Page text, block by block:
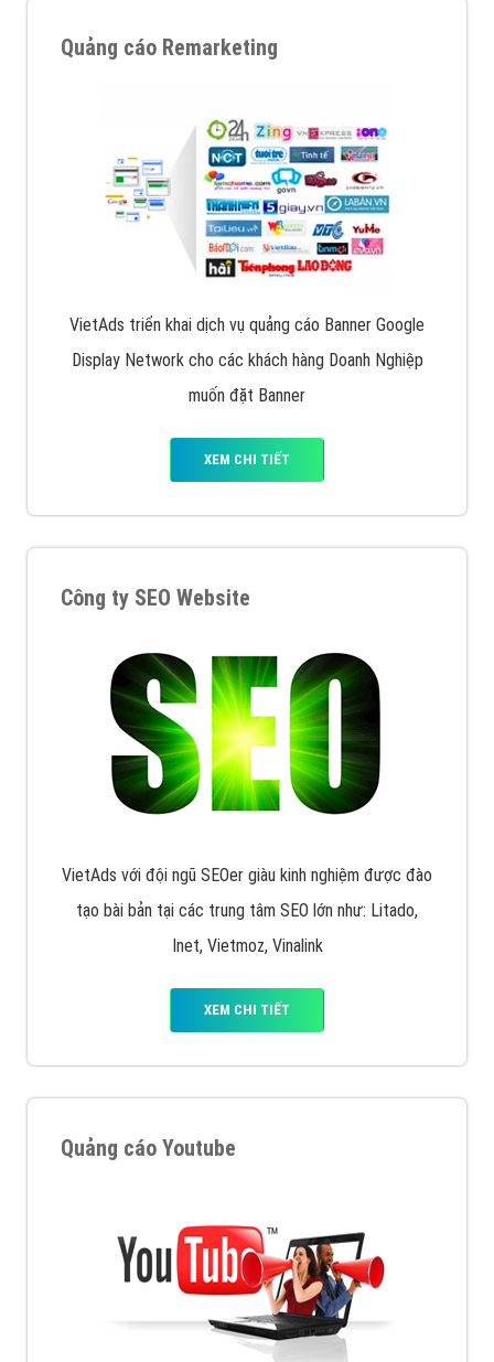
Quảng cáo Remarketing
VietAds triển khai dịch vụ quảng cáo Banner Google
Display Network cho các khách hàng Doanh Nghiệp
muốn đặt Banner
XEM CHI TIẾT
Công ty SEO Website
VietAds với đội ngũ SEOer giàu kinh nghiệm được đào
tạo bài bản tại các trung tâm SEO lớn như: Litado,
Inet, Vietmoz, Vinalink
XEM CHI TIẾT
Quảng cáo Youtube